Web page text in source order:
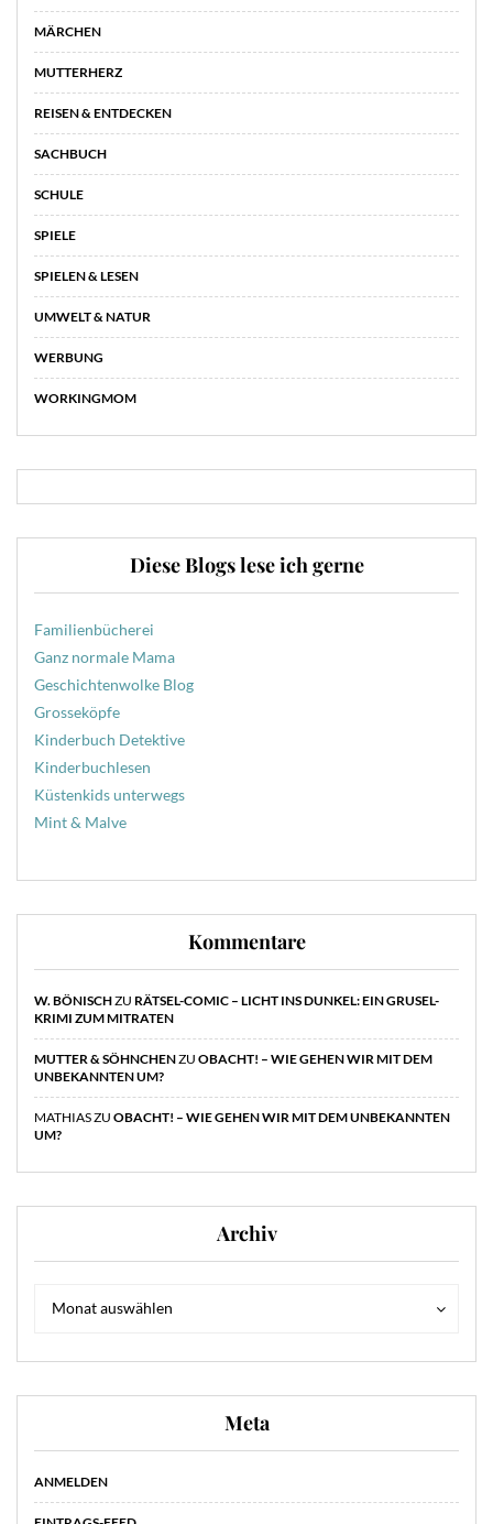
MÄRCHEN
MUTTERHERZ
REISEN & ENTDECKEN
SACHBUCH
SCHULE
SPIELE
SPIELEN & LESEN
UMWELT & NATUR
WERBUNG
WORKINGMOM
Diese Blogs lese ich gerne
Familienbücherei
Ganz normale Mama
Geschichtenwolke Blog
Grosseköpfe
Kinderbuch Detektive
Kinderbuchlesen
Küstenkids unterwegs
Mint & Malve
Kommentare
W. BÖNISCHZU RÄTSEL-COMIC – LICHT INS DUNKEL: EIN GRUSEL-
KRIMI ZUM MITRATEN
MUTTER & SÖHNCHENZU OBACHT! – WIE GEHEN WIR MIT DEM
UNBEKANNTEN UM?
MATHIASZU OBACHT! – WIE GEHEN WIR MIT DEM UNBEKANNTEN
UM?
Archiv
Monat auswählen
Meta
ANMELDEN